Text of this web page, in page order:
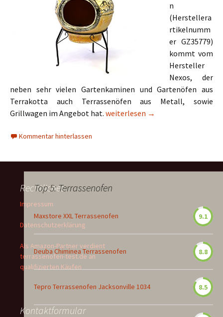
n
(Herstellera
rtikelnumm
er GZ35779)
kommt vom
Hersteller
Nexos, der
neben sehr vielen Gartenkaminen und Gartenöfen aus
Terrakotta auch Terrassenöfen aus Metall, sowie
Grillwagen im Angebot hat. Nexos Aztekenofen GZ35779
weiterlesen →
Kommentar hinterlassen
Top 5: Terrassenofen
Maxstore XXL Terrassenofen 9.1
Deuba Chiminea Terrassenofen 8.8
Tepro Terrassenofen Jacksonville 1034 8.5
Rechtliches
Impressum
Datenschutzerklärung
Als Amazon-Partner verdient
terrassenofen-test.de an
qualifizierten Käufen
Kontaktformular